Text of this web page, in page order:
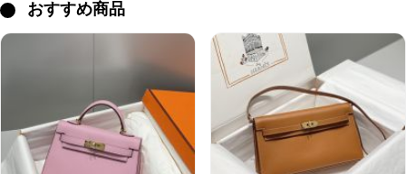
おすすめ商品